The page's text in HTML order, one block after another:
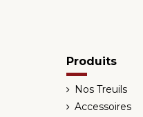
Produits
Nos Treuils
Accessoires